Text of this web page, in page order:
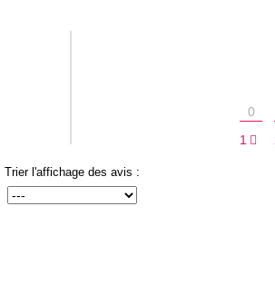
1
0
Trier l'affichage des avis :